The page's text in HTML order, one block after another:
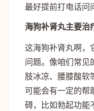
最好提前打电话问
海狗补肾丸主要治
这海狗补肾丸啊，
问题。像咱们常见
肢冰凉、腰膝酸软
可能会有一定的帮
碍，比如勃起功能